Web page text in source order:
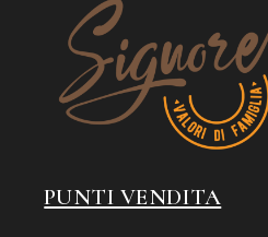
PUNTI VENDITA